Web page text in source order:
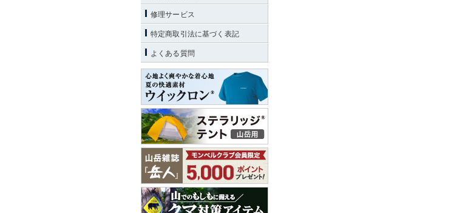
修理サービス
特定商取引法に基づく表記
よくある質問